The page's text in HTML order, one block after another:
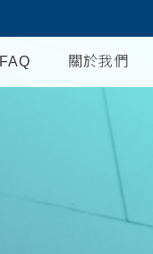
FAQ 關於我們